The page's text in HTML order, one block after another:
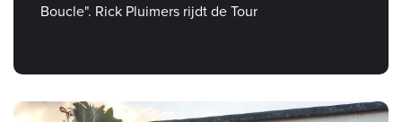
Boucle". Rick Pluimers rijdt de Tour